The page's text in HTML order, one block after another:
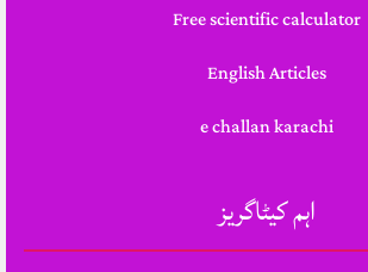
Free scientific calculator
English Articles
e challan karachi
اہم کیٹاگریز